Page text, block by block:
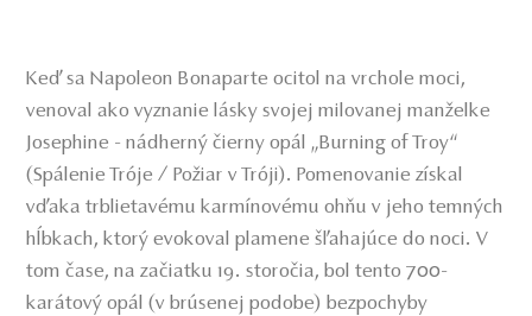
Keď sa Napoleon Bonaparte ocitol na vrchole moci,
venoval ako vyznanie lásky svojej milovanej manželke
Josephine - nádherný čierny opál „Burning of Troy“
(Spálenie Tróje / Požiar v Tróji). Pomenovanie získal
vďaka trblietavému karmínovému ohňu v jeho temných
hĺbkach, ktorý evokoval plamene šľahajúce do noci. V
tom čase, na začiatku 19. storočia, bol tento 700-
karátový opál (v brúsenej podobe) bezpochyby